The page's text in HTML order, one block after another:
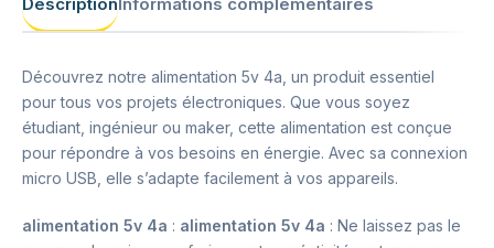
Découvrez notre alimentation 5v 4a, un produit essentiel
pour tous vos projets électroniques. Que vous soyez
étudiant, ingénieur ou maker, cette alimentation est conçue
pour répondre à vos besoins en énergie. Avec sa connexion
micro USB, elle s’adapte facilement à vos appareils.
alimentation 5v 4a : alimentation 5v 4a : Ne laissez pas le